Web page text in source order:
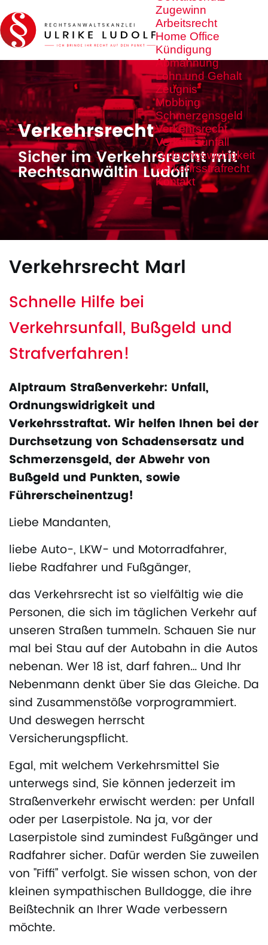
Zugewinn
Arbeitsrecht
Home Office
Kündigung
Abmahnung
Lohn und Gehalt
Zeugnis
Mobbing
Schmerzensgeld
Verkehrsrecht
Verkehrsunfall
Ordnungswidrigkeit
Verkehrsstrafrecht
Kontakt
Verkehrsrecht
Sicher im Verkehrsrecht mit
Rechtsanwältin Ludolf
Verkehrsrecht Marl
Schnelle Hilfe bei
Verkehrsunfall, Bußgeld und
Strafverfahren!
Alptraum Straßenverkehr: Unfall,
Ordnungswidrigkeit und
Verkehrsstraftat. Wir helfen Ihnen bei der
Durchsetzung von Schadensersatz und
Schmerzensgeld, der Abwehr von
Bußgeld und Punkten, sowie
Führerscheinentzug!
Liebe Mandanten,
liebe Auto-, LKW- und Motorradfahrer,
liebe Radfahrer und Fußgänger,
das Verkehrsrecht ist so vielfältig wie die
Personen, die sich im täglichen Verkehr auf
unseren Straßen tummeln. Schauen Sie nur
mal bei Stau auf der Autobahn in die Autos
nebenan. Wer 18 ist, darf fahren… Und Ihr
Nebenmann denkt über Sie das Gleiche. Da
sind Zusammenstöße vorprogrammiert.
Und deswegen herrscht
Versicherungspflicht.
Egal, mit welchem Verkehrsmittel Sie
unterwegs sind, Sie können jederzeit im
Straßenverkehr erwischt werden: per Unfall
oder per Laserpistole. Na ja, vor der
Laserpistole sind zumindest Fußgänger und
Radfahrer sicher. Dafür werden Sie zuweilen
von "Fiffi" verfolgt. Sie wissen schon, von der
kleinen sympathischen Bulldogge, die ihre
Beißtechnik an Ihrer Wade verbessern
möchte.